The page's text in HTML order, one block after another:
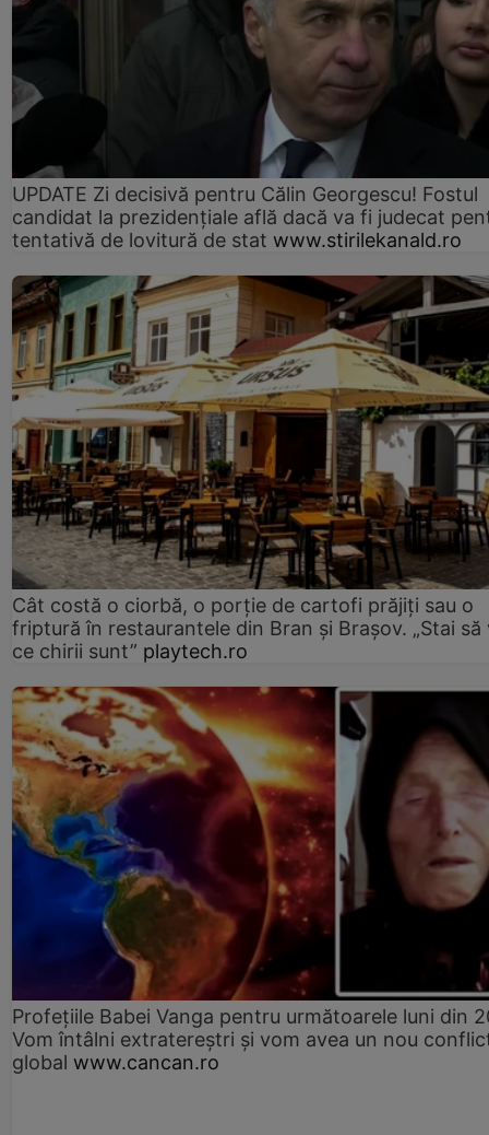
UPDATE Zi decisivă pentru Călin Georgescu! Fostul
candidat la prezidențiale află dacă va fi judecat
tentativă de lovitură de stat www.stirilekanald.ro
Cât costă o ciorbă, o porţie de cartofi prăjiţi sau o
friptură în restaurantele din Bran şi Braşov. „Stai să
ce chirii sunt” playtech.ro
Profețiile Babei Vanga pentru următoarele luni din
Vom întâlni extratereștri și vom avea un nou
global www.cancan.ro